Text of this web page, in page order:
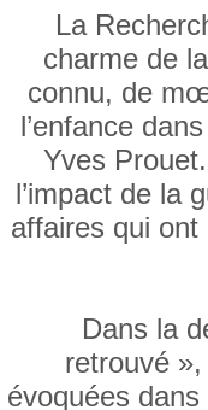
La
charme de
connu, de
l’enfance
Yves
l’impact de la
affaires qui
Dans la
retrouvé
évoquées